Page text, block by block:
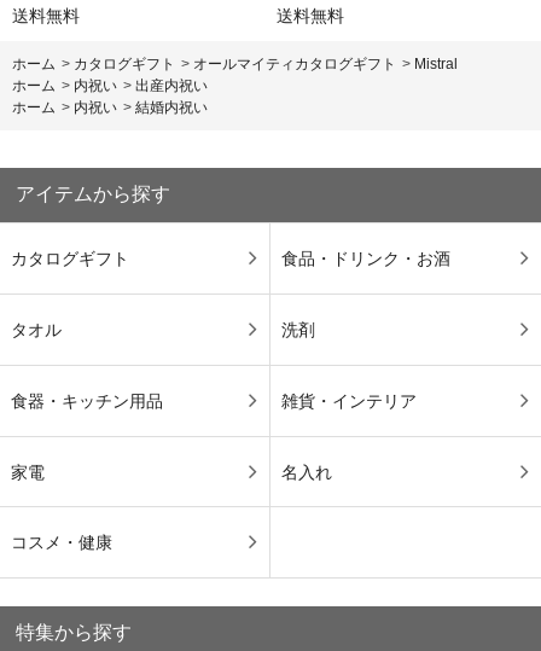
送料無料 送料無料
ホーム > カタログギフト > オールマイティカタログギフト > Mistral
ホーム > 内祝い > 出産内祝い
ホーム > 内祝い > 結婚内祝い
アイテムから探す
カタログギフト 食品・ドリンク・お酒
タオル 洗剤
食器・キッチン用品 雑貨・インテリア
家電 名入れ
コスメ・健康
特集から探す